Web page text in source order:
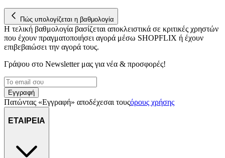
Πώς υπολογίζεται η βαθμολογία
Η τελική βαθμολογία βασίζεται αποκλειστικά σε κριτικές χρηστών
που έχουν πραγματοποιήσει αγορά μέσω SHOPFLIX ή έχουν
επιβεβαιώσει την αγορά τους.
Γράψου στο Νewsletter μας για νέα & προσφορές!
Εγγραφή
Πατώντας «Εγγραφή» αποδέχεσαι τουςόρους χρήσης
ΕΤΑΙΡΕΙΑ